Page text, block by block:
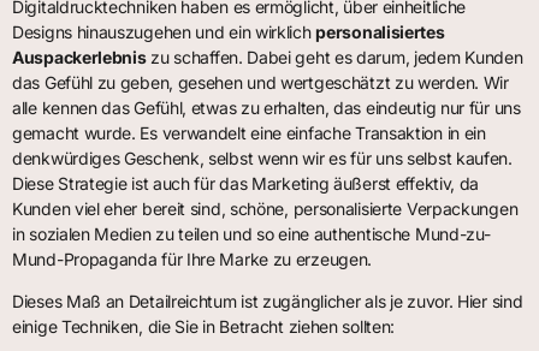
Digitaldrucktechniken haben es ermöglicht, über einheitliche
Designs hinauszugehen und ein wirklichpersonalisiertes
Auspackerlebniszu schaffen. Dabei geht es darum, jedem Kunden
das Gefühl zu geben, gesehen und wertgeschätzt zu werden. Wir
alle kennen das Gefühl, etwas zu erhalten, das eindeutig nur für uns
gemacht wurde. Es verwandelt eine einfache Transaktion in ein
denkwürdiges Geschenk, selbst wenn wir es für uns selbst kaufen.
Diese Strategie ist auch für das Marketing äußerst effektiv, da
Kunden viel eher bereit sind, schöne, personalisierte Verpackungen
in sozialen Medien zu teilen und so eine authentische Mund-zu-
Mund-Propaganda für Ihre Marke zu erzeugen.
Dieses Maß an Detailreichtum ist zugänglicher als je zuvor. Hier sind
einige Techniken, die Sie in Betracht ziehen sollten: